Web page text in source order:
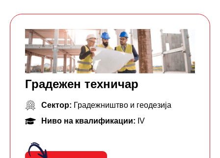
Градежен техничар
Сектор: Градежништво и геодезија
Ниво на квалификации: IV